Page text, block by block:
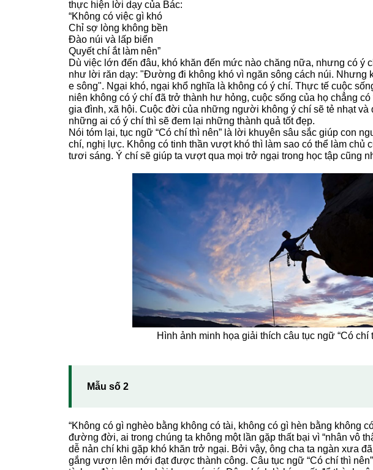
thực hiện lời dạy của Bác:
“Không có việc gì khó
Chỉ sợ lòng không bền
Đào núi và lấp biển
Quyết chí ắt làm nên”
Dù việc lớn đến đâu, khó khăn đến mức nào chăng nữa, nhưng có ý
như lời răn dạy: "Đường đi không khó vì ngăn sông cách núi. Nhưng
e sông". Ngại khó, ngại khổ nghĩa là không có ý chí. Thực tế cuộc
niên không có ý chí đã trở thành hư hỏng, cuộc sống của họ chẳng
gia đình, xã hội. Cuộc đời của những người không ý chí sẽ tẻ nhạt và
những ai có ý chí thì sẽ đem lại những thành quả tốt đẹp.
Nói tóm lại, tục ngữ “Có chí thì nên” là lời khuyên sâu sắc giúp con
chí, nghị lực. Không có tinh thần vượt khó thì làm sao có thể làm chủ
tươi sáng. Ý chí sẽ giúp ta vượt qua mọi trở ngại trong học tập cũng
Hình ảnh minh họa giải thích câu tục ngữ “Có chí
Mẫu số 2
“Không có gì nghèo bằng không có tài, không có gì hèn bằng không
đường đời, ai trong chúng ta không một lần gặp thất bại vì “nhân vô
dễ nản chí khi gặp khó khăn trở ngại. Bởi vậy, ông cha ta ngàn xưa
gắng vươn lên mới đạt được thành công. Câu tục ngữ “Có chí thì